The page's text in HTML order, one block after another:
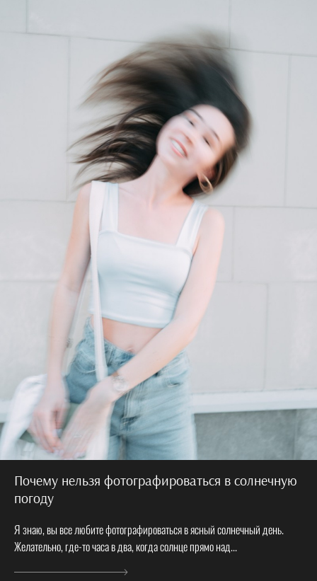
Почему нельзя фотографироваться в солнечную
погоду
Я знаю, вы все любите фотографироваться в ясный солнечный день.
Желательно, где-то часа в два, когда солнце прямо над...